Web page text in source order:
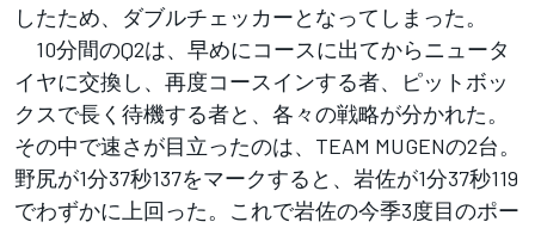
したため、ダブルチェッカーとなってしまった。
10分間のQ2は、早めにコースに出てからニュータ
イヤに交換し、再度コースインする者、ピットボッ
クスで長く待機する者と、各々の戦略が分かれた。
その中で速さが目立ったのは、TEAM MUGENの2台。
野尻が1分37秒137をマークすると、岩佐が1分37秒119
でわずかに上回った。これで岩佐の今季3度目のポー